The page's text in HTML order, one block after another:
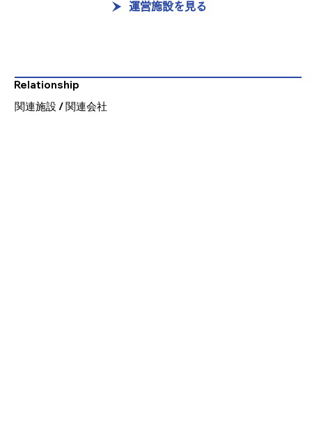
運営施設を見る
Relationship
​関連施設 / 関連会社